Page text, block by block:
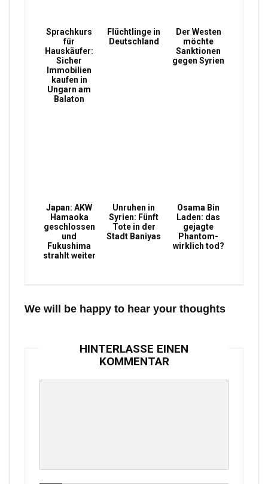
Sprachkurs
für
Hauskäufer:
Sicher
Immobilien
kaufen in
Ungarn am
Balaton
Flüchtlinge in
Deutschland
Der Westen
möchte
Sanktionen
gegen Syrien
Japan: AKW
Hamaoka
geschlossen
und
Fukushima
strahlt weiter
Unruhen in
Syrien: Fünft
Tote in der
Stadt Baniyas
Osama Bin
Laden: das
gejagte
Phantom-
wirklich tod?
We will be happy to hear your thoughts
HINTERLASSE EINEN
KOMMENTAR